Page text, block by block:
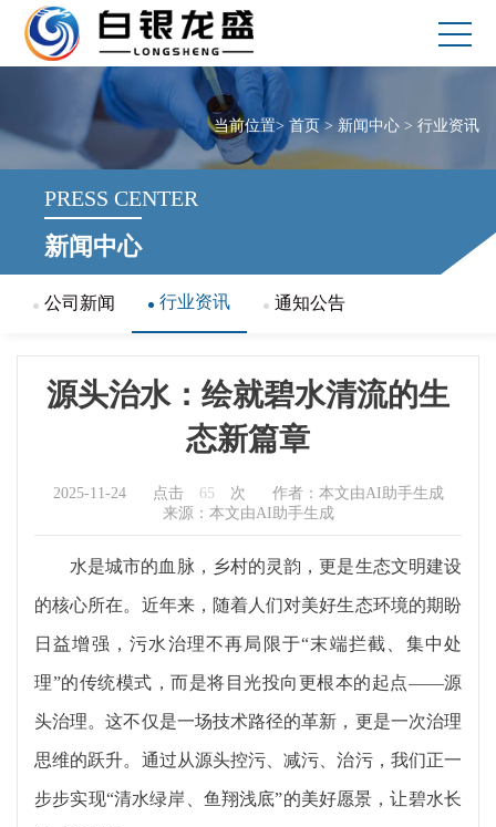
当前位置> 首页> 新闻中心 > 行业资讯
PRESS CENTER
新闻中心
公司新闻 行业资讯 通知公告
源头治水：绘就碧水清流的生
态新篇章
2025-11-24 点击 65 次
作者：本文由AI助手生成
来源：本文由AI助手生成
水是城市的血脉，乡村的灵韵，更是生态文明建设
的核心所在。近年来，随着人们对美好生态环境的期盼
日益增强，污水治理不再局限于“末端拦截、集中处
理”的传统模式，而是将目光投向更根本的起点——源
头治理。这不仅是一场技术路径的革新，更是一次治理
思维的跃升。通过从源头控污、减污、治污，我们正一
步步实现“清水绿岸、鱼翔浅底”的美好愿景，让碧水长